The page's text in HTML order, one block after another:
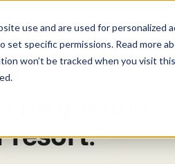
use and are used for
set specific permissions. Read more
won’t be tracked when you visit
Démo
les resorts
resort.